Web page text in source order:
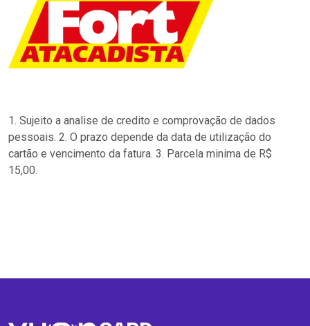
1. Sujeito a analise de credito e comprovação de dados
pessoais. 2. O prazo depende da data de utilização do
cartão e vencimento da fatura. 3. Parcela minima de R$
15,00.